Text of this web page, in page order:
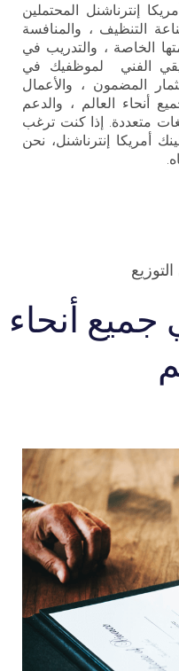
إنترناشنل المحتملين
التنظيف ، والمنافسة
الخاصة ، والتدريب في
الفني لموظفيك في
المضمون ، والأعمال
أنحاء العالم ، والدعم
متعددة. إذا كنت ترغب
أمريكا إنترناشنل، نحن
أنحاء